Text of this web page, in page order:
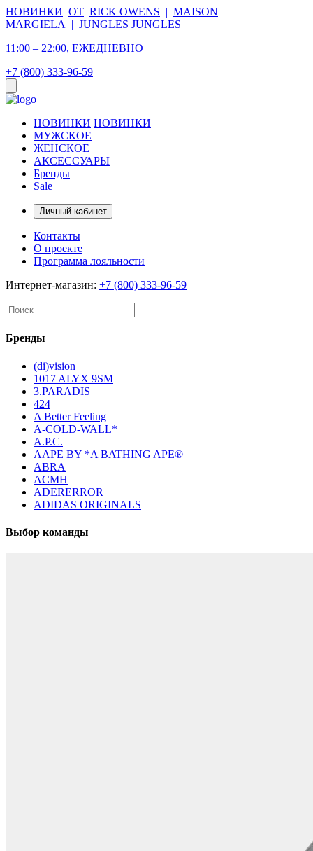
НОВИНКИ ОТ RICK OWENS | MAISON
MARGIELA
| JUNGLES JUNGLES
11:00 – 22:00, ЕЖЕДНЕВНО
+7 (800) 333-96-59
НОВИНКИ НОВИНКИ
МУЖСКОЕ
ЖЕНСКОЕ
АКСЕССУАРЫ
Бренды
Sale
Личный кабинет
Контакты
О проекте
Программа лояльности
Интернет-магазин: +7 (800) 333-96-59
Бренды
(di)vision
1017 ALYX 9SM
3.PARADIS
424
A Better Feeling
A-COLD-WALL*
A.P.C.
AAPE BY *A BATHING APE®
ABRA
ACMH
ADERERROR
ADIDAS ORIGINALS
Выбор команды